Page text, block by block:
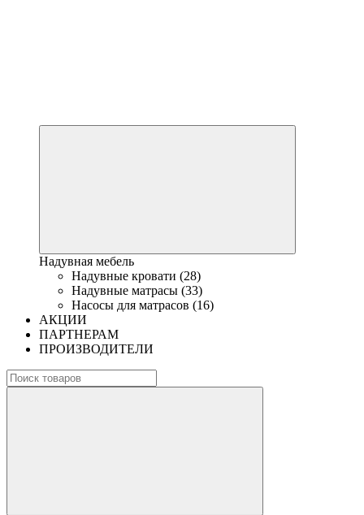
Надувная мебель
Надувные кровати (28)
Надувные матрасы (33)
Насосы для матрасов (16)
АКЦИИ
ПАРТНЕРАМ
ПРОИЗВОДИТЕЛИ